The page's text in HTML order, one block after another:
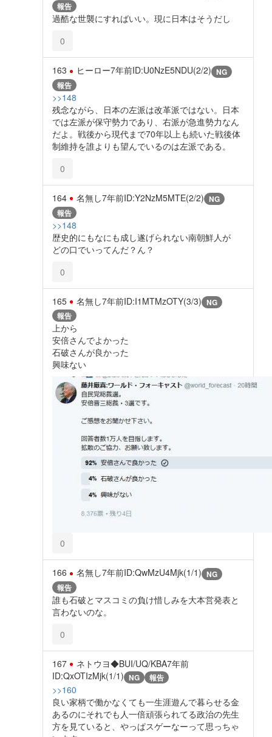
報告
過酷な世襲にすればいい。現に日本はそうだし
0
163 ヒーロー7年前ID:U0NzE5NDU(2/2) NG
報告
>>148
残念ながら、日本の左派は改革派ではない。日本
では左派が保守勢力であり、右派が急進勢力なん
だよ。戦後から現代まで70年以上も続いた戦後体
制維持を誰よりも望んでいるのは左派である。
0
164 名無し7年前ID:Y2NzM5MTE(2/2) NG
報告
>>148
歴史的にもなにも成し遂げられない南朝鮮人が
どの口でいってんだ？ん？
0
165 名無し7年前ID:I1MTMzOTY(3/3) NG
報告
上から
安倍さんでよかった
石破さんが良かった
興味ない
0
166 名無し7年前ID:QwMzU4Mjk(1/1) NG
報告
誰も石破とマスコミの負け惜しみを大本営発表と
言わないのな。
0
167 ネトウヨ◆BUI/UQ/KBA7年前
ID:QxOTIzMjk(1/1) NG 報告
>>160
良い家柄で働かなくても一生涯遊んで暮らせる金
あるのにそれでも人一倍頑張られてる政治の先生
方を見ていると、やっぱスゲーなーって思っちゃ